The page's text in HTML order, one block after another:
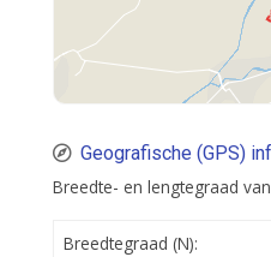
Geografische (GPS)
Breedte- en lengtegraad
Breedtegraad (N):